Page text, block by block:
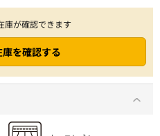
庫が確認できます
を確認する